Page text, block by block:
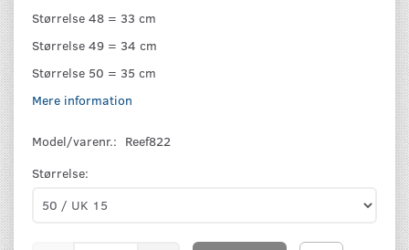
Størrelse 48 = 33 cm
Størrelse 49 = 34 cm
Størrelse 50 = 35 cm
Mere information
Model/varenr.: Reef822
Størrelse: